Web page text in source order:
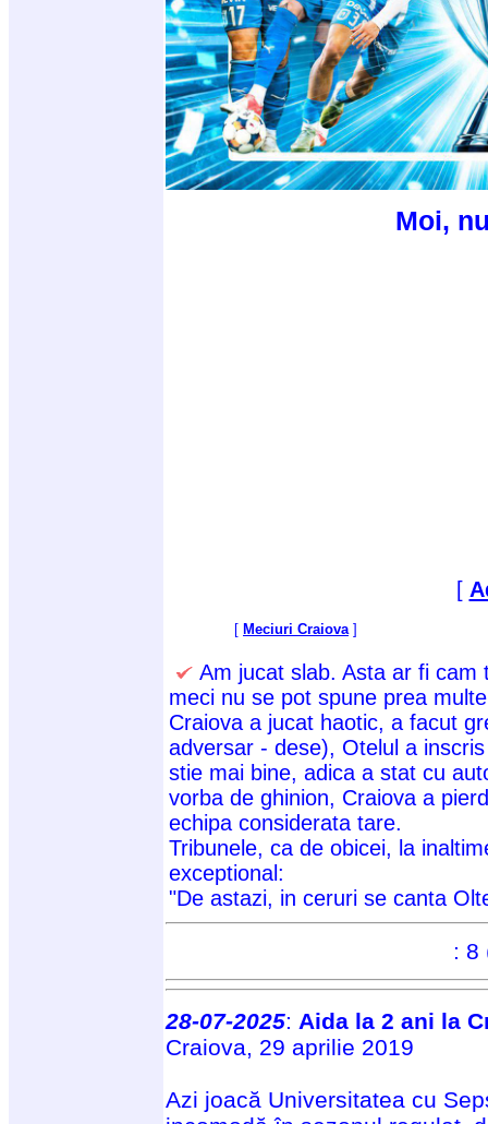
Moi,
[
[ Meciuri Craiova ]
Am jucat slab. Asta ar fi
meci nu se pot spune prea
Craiova a jucat haotic, a facut
adversar - dese), Otelul a
stie mai bine, adica a stat cu
vorba de ghinion, Craiova a
echipa considerata tare.
Tribunele, ca de obicei, la
exceptional:
"De astazi, in ceruri se canta
: 8
28-07-2025: Aida la 2 ani la
Craiova, 29 aprilie 2019
Azi joacă Universitatea cu